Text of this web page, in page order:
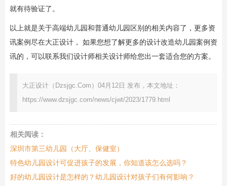
就有待验证了。
以上就是关于高端幼儿园和普通幼儿园区别的相关内容了，更多资
讯案例尽在大正设计， 如果您想了解更多的设计改造幼儿园案例资
讯的，可以联系我们设计师相关设计师给您出一套适合您的方案。
大正设计（Dzsjgc.Com）04月12日 发布，本文地址：
https://www.dzsjgc.com/news/cjwt/2023/1779.html
相关阅读：
深圳市第三幼儿园（大厅、保健室）
特色幼儿园设计可促进孩子的发展，你知道该怎么选吗？
好的幼儿园设计是怎样的？幼儿园设计对孩子们有何影响？